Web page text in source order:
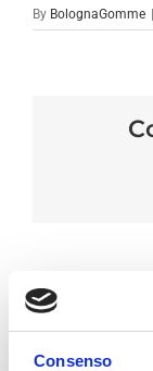
Consenso
By BolognaGomme